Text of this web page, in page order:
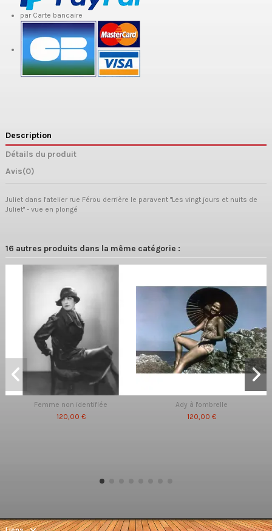
par Carte bancaire
Description
Détails du produit
Avis(0)
Juliet dans l'atelier rue Férou derrière le paravent "Les vingt jours et nuits de
Juliet" - vue en plongé
16 autres produits dans la même catégorie :
Femme non identifiée
120,00 €
Ady à l'ombrelle
120,00 €